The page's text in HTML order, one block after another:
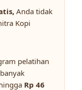
Anda tidak
Kopi
pelatihan
Rp 46